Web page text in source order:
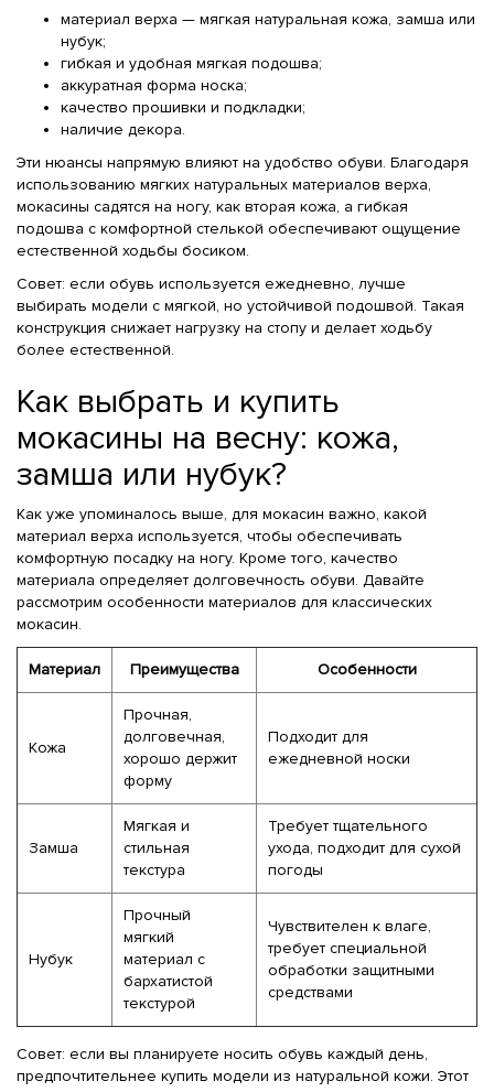
материал верха — мягкая натуральная кожа, замша или
нубук;
гибкая и удобная мягкая подошва;
аккуратная форма носка;
качество прошивки и подкладки;
наличие декора.
Эти нюансы напрямую влияют на удобство обуви. Благодаря
использованию мягких натуральных материалов верха,
мокасины садятся на ногу, как вторая кожа, а гибкая
подошва с комфортной стелькой обеспечивают ощущение
естественной ходьбы босиком.
Совет: если обувь используется ежедневно, лучше
выбирать модели с мягкой, но устойчивой подошвой. Такая
конструкция снижает нагрузку на стопу и делает ходьбу
более естественной.
Как выбрать и купить
мокасины на весну: кожа,
замша или нубук?
Как уже упоминалось выше, для мокасин важно, какой
материал верха используется, чтобы обеспечивать
комфортную посадку на ногу. Кроме того, качество
материала определяет долговечность обуви. Давайте
рассмотрим особенности материалов для классических
мокасин.
Материал Преимущества Особенности
Кожа
Прочная,
долговечная,
хорошо держит
форму
Подходит для
ежедневной носки
Замша
Мягкая и
стильная
текстура
Требует тщательного
ухода, подходит для сухой
погоды
Нубук
Прочный
мягкий
материал с
бархатистой
текстурой
Чувствителен к влаге,
требует специальной
обработки защитными
средствами
Совет: если вы планируете носить обувь каждый день,
предпочтительнее купить модели из натуральной кожи. Этот